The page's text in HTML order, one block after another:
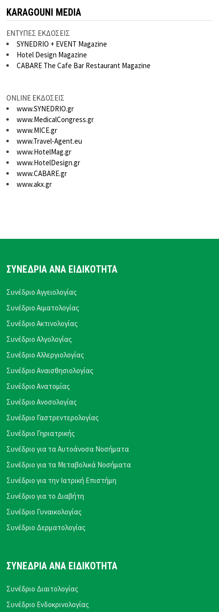
KARAGOUNI MEDIA
ΕΝΤΥΠΕΣ ΕΚΔΟΣΕΙΣ
SYNEDRIO + EVENT Magazine
Hotel Design Magazine
CABARE The Cafe Bar Restaurant Magazine
ONLINE ΕΚΔΟΣΕΙΣ
www.SYNEDRIO.gr
www.MedicalCongress.gr
www.MICE.gr
www.Travel-Agent.eu
www.HotelMag.gr
www.HotelDesign.gr
www.CABARE.gr
www.akx.gr
ΣΥΝΕΔΡΙΑ ΑΝΑ ΕΙΔΙΚΟΤΗΤΑ
Συνέδριο Αγγειολογίας
Συνέδριο Αιματολογίας
Συνέδριο Ακτινολογίας
Συνέδριο Αλγολογίας
Συνέδριο Αλλεργιολογίας
Συνέδριο Αναισθησιολογίας
Συνέδριο Ανατομίας
Συνέδριο Ανοσολογίας
Συνέδριο Γαστρεντερολογίας
Συνέδριο Γηριατρικής
Συνέδριο για τα Αυτοάνοσα Νοσήματα
Συνέδριο για τα Μεταβολικά Νοσήματα
Συνέδριο για την Ιατρική Επιστήμη
Συνέδριο για το Διαβήτη
Συνέδριο Γυναικολογίας
Συνέδριο Δερματολογίας
ΣΥΝΕΔΡΙΑ ΑΝΑ ΕΙΔΙΚΟΤΗΤΑ
Συνέδριο Διαιτολογίας
Συνέδριο Ενδοκρινολογίας